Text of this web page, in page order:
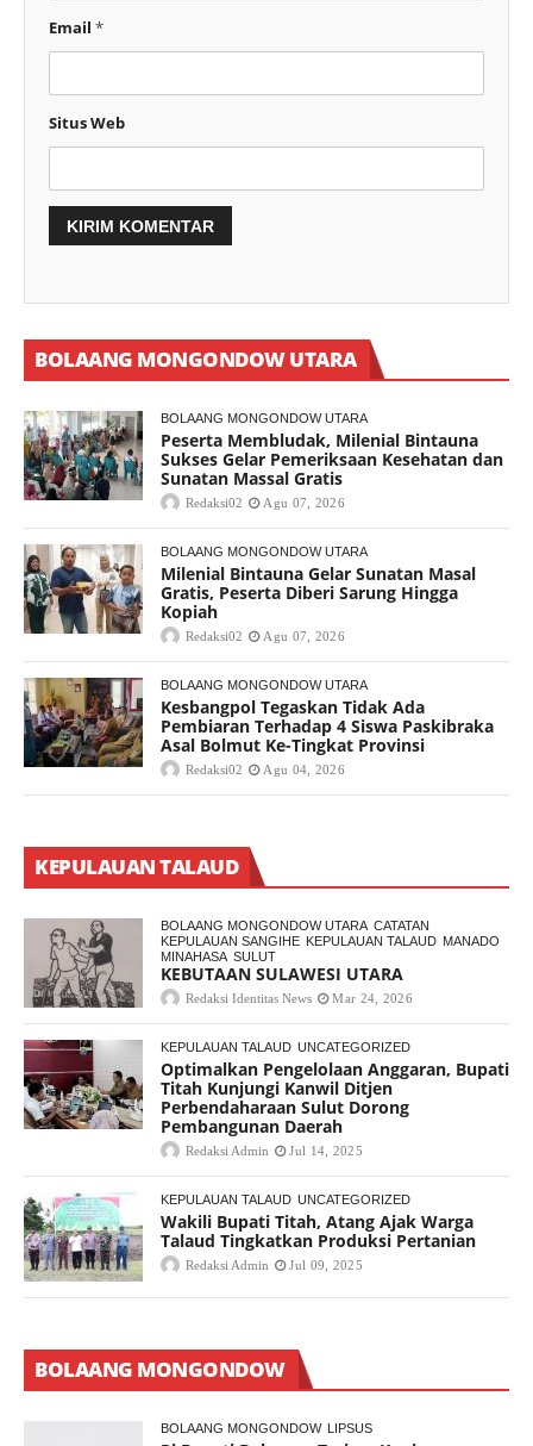
Email *
Situs Web
BOLAANG MONGONDOW UTARA
BOLAANG MONGONDOW UTARA
Peserta Membludak, Milenial Bintauna
Sukses Gelar Pemeriksaan Kesehatan dan
Sunatan Massal Gratis
Redaksi02 Agu 07, 2026
BOLAANG MONGONDOW UTARA
Milenial Bintauna Gelar Sunatan Masal
Gratis, Peserta Diberi Sarung Hingga
Kopiah
Redaksi02 Agu 07, 2026
BOLAANG MONGONDOW UTARA
Kesbangpol Tegaskan Tidak Ada
Pembiaran Terhadap 4 Siswa Paskibraka
Asal Bolmut Ke-Tingkat Provinsi
Redaksi02 Agu 04, 2026
KEPULAUAN TALAUD
BOLAANG MONGONDOW UTARA CATATAN
KEPULAUAN SANGIHE KEPULAUAN TALAUD MANADO
MINAHASA SULUT
KEBUTAAN SULAWESI UTARA
Redaksi Identitas News Mar 24, 2026
KEPULAUAN TALAUD UNCATEGORIZED
Optimalkan Pengelolaan Anggaran, Bupati
Titah Kunjungi Kanwil Ditjen
Perbendaharaan Sulut Dorong
Pembangunan Daerah
Redaksi Admin Jul 14, 2025
KEPULAUAN TALAUD UNCATEGORIZED
Wakili Bupati Titah, Atang Ajak Warga
Talaud Tingkatkan Produksi Pertanian
Redaksi Admin Jul 09, 2025
BOLAANG MONGONDOW
BOLAANG MONGONDOW LIPSUS